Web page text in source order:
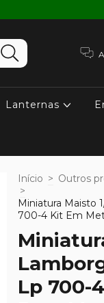
Lanternas
Início > Outros
>
Miniatura Maisto
700-4 Kit Em
Lp 700-